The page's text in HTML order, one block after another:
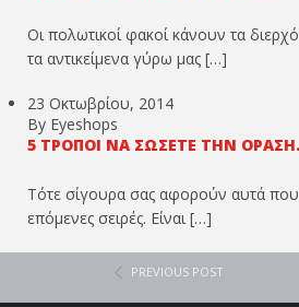
Οι πολωτικοί φακοί κάνουν τα
τα αντικείμενα γύρω μας […]
23 Οκτωβρίου, 2014
By Eyeshops
5 ΤΡΌΠΟΙ ΝΑ ΣΏΣΕΤΕ ΤΗΝ
Τότε σίγουρα σας αφορούν αυτά
επόμενες σειρές. Είναι […]
PREVIOUS POST